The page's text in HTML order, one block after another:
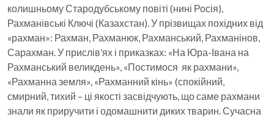
колишньому Стародубському повіті (нині Росія),
Рахманівські Ключі (Казахстан). У прізвищах похідних від
«рахман»: Рахман, Рахманюк, Рахманський, Рахманінов,
Сарахман. У прислів’ях і приказках: «На Юра-Івана на
Рахманський великдень», «Постимося як рахмани»,
«Рахманна земля», «Рахманний кінь» (спокійний,
смирний, тихий – ці якості засвідчують, що саме рахмани
знали як приручити і одомашнити диких тварин. Сучасна